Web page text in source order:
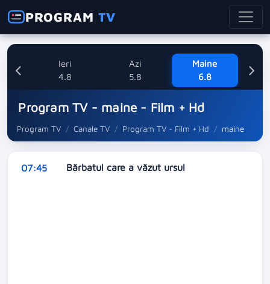
PROGRAMTV
Ieri
4.8
Azi
5.8
Maine
6.8
Program TV - maine - Film + Hd
Program TV Canale TV Program TV - Film + Hd maine
07:45 Bărbatul care a văzut ursul